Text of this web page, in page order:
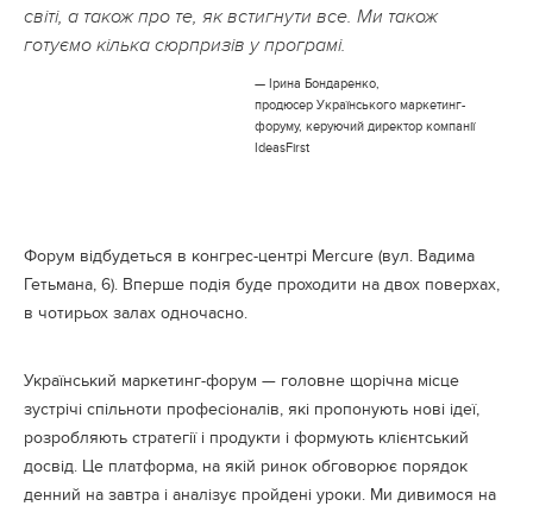
світі, а також про те, як встигнути все. Ми також
готуємо кілька сюрпризів у програмі.
— Ірина Бондаренко,
продюсер Українського маркетинг-
форуму, керуючий директор компанії
IdeasFirst
Форум відбудеться в конгрес-центрі Mercure (вул. Вадима
Гетьмана, 6). Вперше подія буде проходити на двох поверхах,
в чотирьох залах одночасно.
Український маркетинг-форум — головне щорічна місце
зустрічі спільноти професіоналів, які пропонують нові ідеї,
розробляють стратегії і продукти і формують клієнтський
досвід. Це платформа, на якій ринок обговорює порядок
денний на завтра і аналізує пройдені уроки. Ми дивимося на